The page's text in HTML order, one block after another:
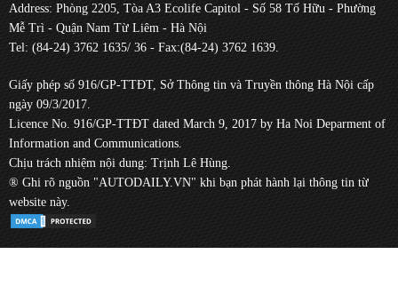
Address: Phòng 2205, Tòa A3 Ecolife Capitol - Số 58 Tố Hữu - Phường
Mễ Trì - Quận Nam Từ Liêm - Hà Nội
Tel: (84-24) 3762 1635/ 36 - Fax:(84-24) 3762 1639.
Giấy phép số 916/GP-TTĐT, Sở Thông tin và Truyền thông Hà Nội cấp
ngày 09/3/2017.
Licence No. 916/GP-TTĐT dated March 9, 2017 by Ha Noi Deparment of
Information and Communications.
Chịu trách nhiệm nội dung: Trịnh Lê Hùng.
® Ghi rõ nguồn "AUTODAILY.VN" khi bạn phát hành lại thông tin từ
website này.